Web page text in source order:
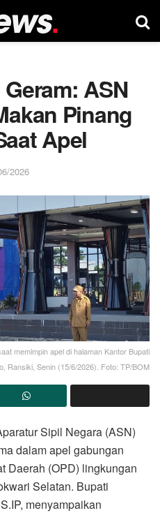
ASN
Pinang
Apel
2026
memimpin apel di halaman Kantor Bupati
Ransiki, Senin (15/6/2026). Foto: TP/BOM
Sipil Negara (ASN)
dalam apel gabungan
Daerah (OPD) lingkungan
Selatan. Bupati
menyampaikan